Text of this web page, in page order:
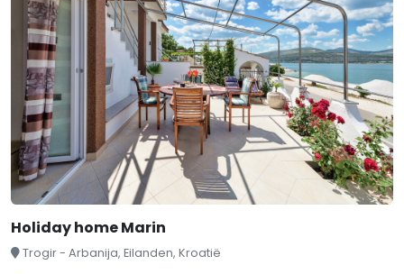
Holiday home Marin
Trogir - Arbanija, Eilanden, Kroatië